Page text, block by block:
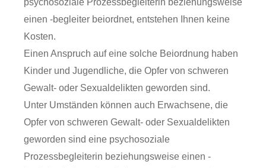
psychosoziale Prozessbegleiterin beziehungsweise
einen -begleiter beiordnet, entstehen Ihnen keine
Kosten.
Einen Anspruch auf eine solche Beiordnung haben
Kinder und Jugendliche, die Opfer von schweren
Gewalt- oder Sexualdelikten geworden sind.
Unter Umständen können auch Erwachsene, die
Opfer von schweren Gewalt- oder Sexualdelikten
geworden sind eine psychosoziale
Prozessbegleiterin beziehungsweise einen -